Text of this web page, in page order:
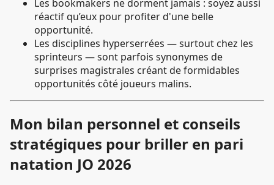
Les bookmakers ne dorment jamais : soyez aussi
réactif qu’eux pour profiter d'une belle
opportunité.
Les disciplines hyperserrées — surtout chez les
sprinteurs — sont parfois synonymes de
surprises magistrales créant de formidables
opportunités côté joueurs malins.
Mon bilan personnel et conseils
stratégiques pour briller en pari
natation JO 2026